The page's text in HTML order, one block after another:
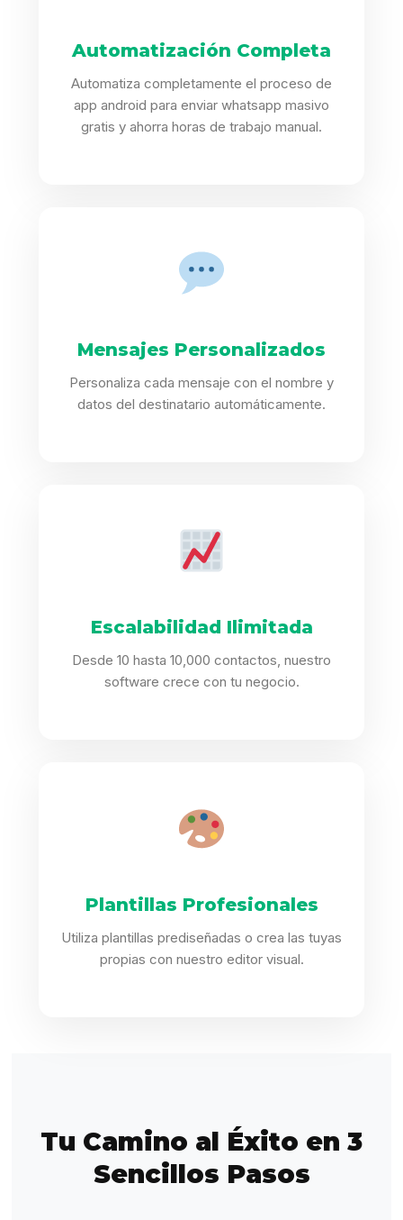
Automatización Completa
Automatiza completamente el proceso de
app android para enviar whatsapp masivo
gratis y ahorra horas de trabajo manual.
Mensajes Personalizados
Personaliza cada mensaje con el nombre y
datos del destinatario automáticamente.
Escalabilidad Ilimitada
Desde 10 hasta 10,000 contactos, nuestro
software crece con tu negocio.
Plantillas Profesionales
Utiliza plantillas prediseñadas o crea las tuyas
propias con nuestro editor visual.
Tu Camino al Éxito en 3
Sencillos Pasos